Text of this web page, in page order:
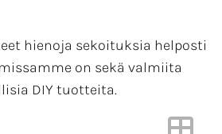
hienoja sekoituksia helposti
on sekä valmiita
DIY tuotteita.